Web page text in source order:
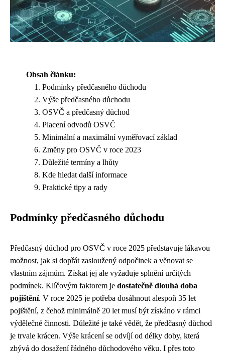
Obsah článku:
Podmínky předčasného důchodu
Výše předčasného důchodu
OSVČ a předčasný důchod
Placení odvodů OSVČ
Minimální a maximální vyměřovací základ
Změny pro OSVČ v roce 2023
Důležité termíny a lhůty
Kde hledat další informace
Praktické tipy a rady
Podmínky předčasného důchodu
Předčasný důchod pro OSVČ v roce 2025 představuje lákavou
možnost, jak si dopřát zasloužený odpočinek a věnovat se
vlastním zájmům. Získat jej ale vyžaduje splnění určitých
podmínek. Klíčovým faktorem je dostatečně dlouhá doba
pojištění. V roce 2025 je potřeba dosáhnout alespoň 35 let
pojištění, z čehož minimálně 20 let musí být získáno v rámci
výdělečné činnosti. Důležité je také vědět, že předčasný důchod
je trvale krácen. Výše krácení se odvíjí od délky doby, která
zbývá do dosažení řádného důchodového věku. I přes toto